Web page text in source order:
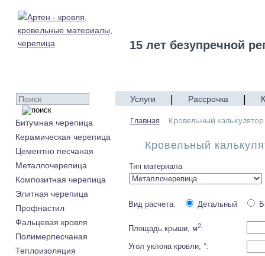
15 лет безупречной
Битумная черепица
Керамическая черепица
Цементно песчаная
Металлочерепица
Композитная черепица
Элитная черепица
Профнастил
Фальцевая кровля
Полимерпесчаная
Теплоизоляция
Услуги Рассрочка
Главная Кровельный калькулятор
Кровельный
Тип материала
Вид расчета: Детальный
Площадь крыши, м2:
Угол уклона кровли, °: